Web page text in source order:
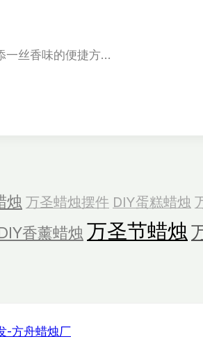
一丝香味的便捷方…
烛 万圣蜡烛摆件 DIY蛋糕蜡烛
香薰蜡烛 万圣节蜡烛
-方舟蜡烛厂